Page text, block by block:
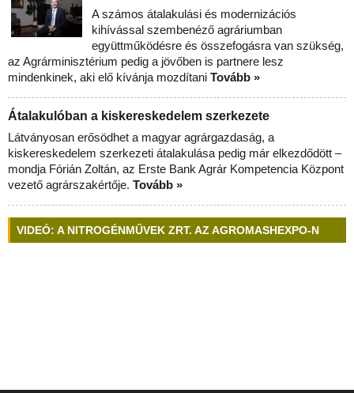
A számos átalakulási és modernizációs
kihívással szembenéző agráriumban
együttműködésre és összefogásra van szükség,
az Agrárminisztérium pedig a jövőben is partnere lesz
mindenkinek, aki elő kívánja mozdítani Tovább »
Átalakulóban a kiskereskedelem szerkezete
Látványosan erősödhet a magyar agrárgazdaság, a
kiskereskedelem szerkezeti átalakulása pedig már elkezdődött –
mondja Fórián Zoltán, az Erste Bank Agrár Kompetencia Központ
vezető agrárszakértője. Tovább »
VIDEÓ: A NITROGÉNMŰVEK ZRT. AZ AGROMASHEXPO-N